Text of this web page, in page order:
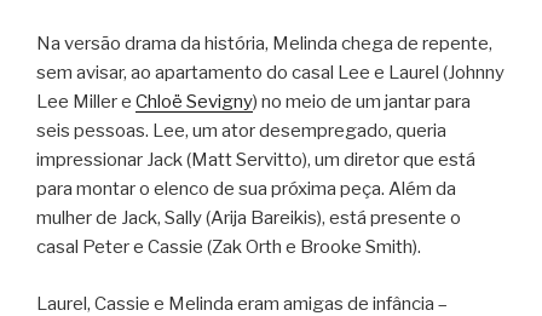
Na versão drama da história, Melinda chega de repente,
sem avisar, ao apartamento do casal Lee e Laurel (Johnny
Lee Miller e Chloë Sevigny) no meio de um jantar para
seis pessoas. Lee, um ator desempregado, queria
impressionar Jack (Matt Servitto), um diretor que está
para montar o elenco de sua próxima peça. Além da
mulher de Jack, Sally (Arija Bareikis), está presente o
casal Peter e Cassie (Zak Orth e Brooke Smith).
Laurel, Cassie e Melinda eram amigas de infância –